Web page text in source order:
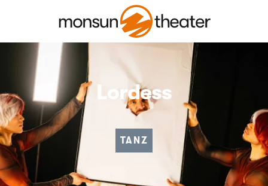
Lordess
TANZ